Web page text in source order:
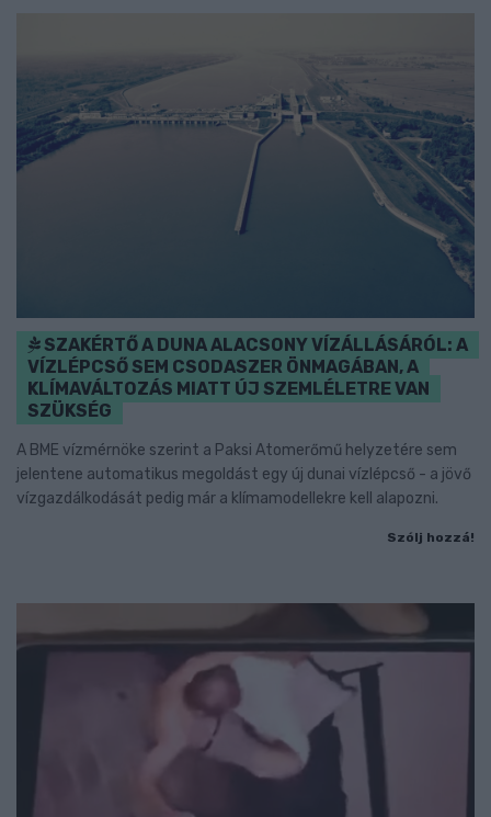
SZAKÉRTŐ A DUNA ALACSONY VÍZÁLLÁSÁRÓL: A
VÍZLÉPCSŐ SEM CSODASZER ÖNMAGÁBAN, A
KLÍMAVÁLTOZÁS MIATT ÚJ SZEMLÉLETRE VAN
SZÜKSÉG
A BME vízmérnöke szerint a Paksi Atomerőmű helyzetére sem
jelentene automatikus megoldást egy új dunai vízlépcső - a jövő
vízgazdálkodását pedig már a klímamodellekre kell alapozni.
Szólj hozzá!